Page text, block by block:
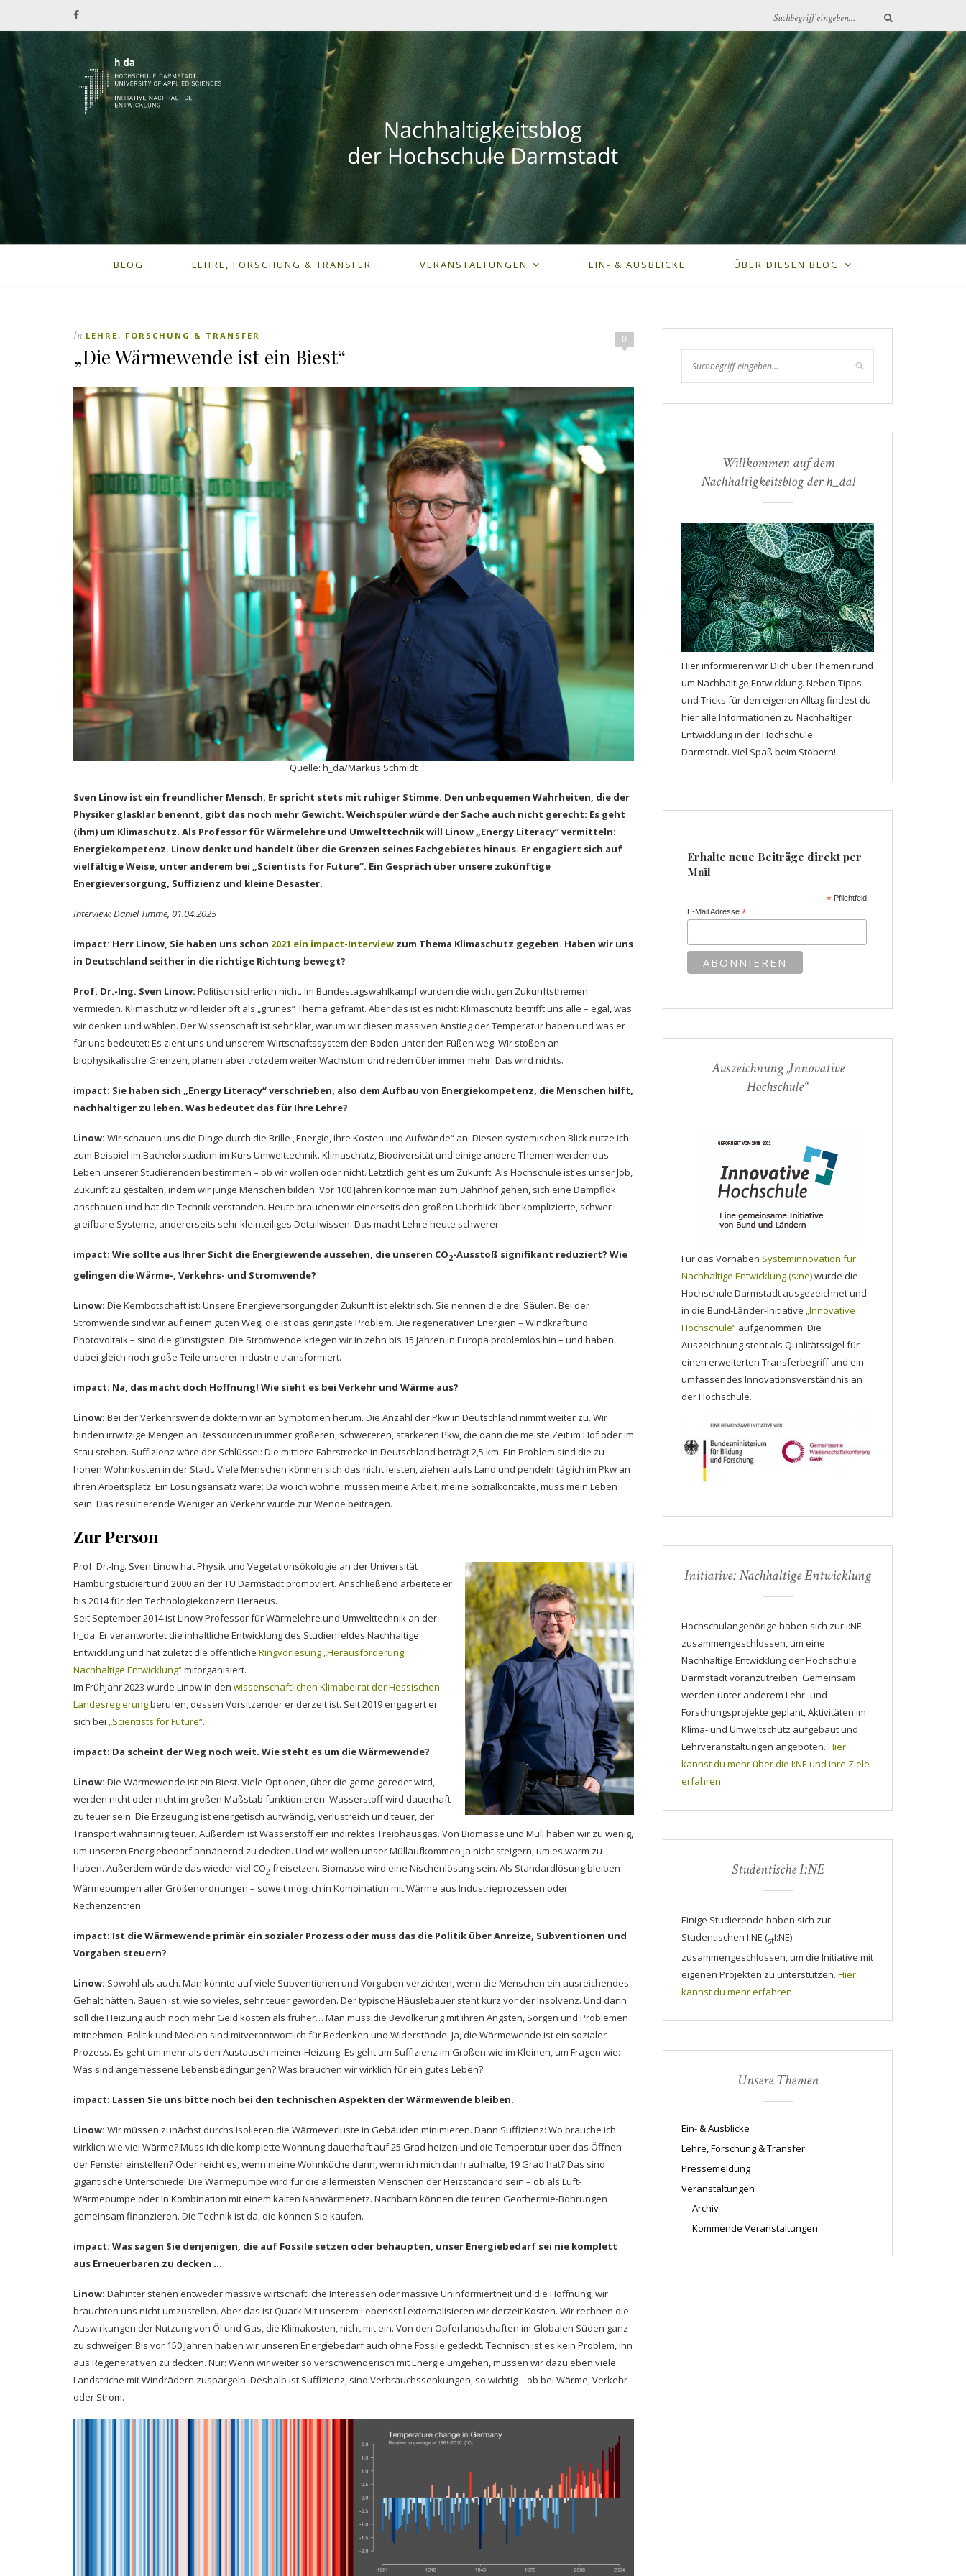
BLOG LEHRE, FORSCHUNG & TRANSFER VERANSTALTUNGEN EIN- & AUSBLICKE ÜBER DIESEN BLOG
0
In LEHRE, FORSCHUNG & TRANSFER
„Die Wärmewende ist ein Biest“
Quelle: h_da/Markus Schmidt
Sven Linow ist ein freundlicher Mensch. Er spricht stets mit ruhiger Stimme. Den unbequemen Wahrheiten, die der
Physiker glasklar benennt, gibt das noch mehr Gewicht. Weichspüler würde der Sache auch nicht gerecht: Es geht
(ihm) um Klimaschutz. Als Professor für Wärmelehre und Umwelttechnik will Linow „Energy Literacy“ vermitteln:
Energiekompetenz. Linow denkt und handelt über die Grenzen seines Fachgebietes hinaus. Er engagiert sich auf
vielfältige Weise, unter anderem bei „Scientists for Future“. Ein Gespräch über unsere zukünftige
Energieversorgung, Suffizienz und kleine Desaster.
Interview: Daniel Timme, 01.04.2025
impact: Herr Linow, Sie haben uns schon 2021 ein impact-Interview zum Thema Klimaschutz gegeben. Haben wir uns
in Deutschland seither in die richtige Richtung bewegt?
Prof. Dr.-Ing. Sven Linow: Politisch sicherlich nicht. Im Bundestagswahlkampf wurden die wichtigen Zukunftsthemen
vermieden. Klimaschutz wird leider oft als „grünes“ Thema geframt. Aber das ist es nicht: Klimaschutz betrifft uns alle – egal, was
wir denken und wählen. Der Wissenschaft ist sehr klar, warum wir diesen massiven Anstieg der Temperatur haben und was er
für uns bedeutet: Es zieht uns und unserem Wirtschaftssystem den Boden unter den Füßen weg. Wir stoßen an
biophysikalische Grenzen, planen aber trotzdem weiter Wachstum und reden über immer mehr. Das wird nichts.
impact: Sie haben sich „Energy Literacy“ verschrieben, also dem Aufbau von Energiekompetenz, die Menschen hilft,
nachhaltiger zu leben. Was bedeutet das für Ihre Lehre?
Linow: Wir schauen uns die Dinge durch die Brille „Energie, ihre Kosten und Aufwände“ an. Diesen systemischen Blick nutze ich
zum Beispiel im Bachelorstudium im Kurs Umwelttechnik. Klimaschutz, Biodiversität und einige andere Themen werden das
Leben unserer Studierenden bestimmen – ob wir wollen oder nicht. Letztlich geht es um Zukunft. Als Hochschule ist es unser Job,
Zukunft zu gestalten, indem wir junge Menschen bilden. Vor 100 Jahren konnte man zum Bahnhof gehen, sich eine Dampflok
anschauen und hat die Technik verstanden. Heute brauchen wir einerseits den großen Überblick über komplizierte, schwer
greifbare Systeme, andererseits sehr kleinteiliges Detailwissen. Das macht Lehre heute schwerer.
impact: Wie sollte aus Ihrer Sicht die Energiewende aussehen, die unseren CO2-Ausstoß signifikant reduziert? Wie
gelingen die Wärme-, Verkehrs- und Stromwende?
Linow: Die Kernbotschaft ist: Unsere Energieversorgung der Zukunft ist elektrisch. Sie nennen die drei Säulen. Bei der
Stromwende sind wir auf einem guten Weg, die ist das geringste Problem. Die regenerativen Energien – Windkraft und
Photovoltaik – sind die günstigsten. Die Stromwende kriegen wir in zehn bis 15 Jahren in Europa problemlos hin – und haben
dabei gleich noch große Teile unserer Industrie transformiert.
impact: Na, das macht doch Hoffnung! Wie sieht es bei Verkehr und Wärme aus?
Linow: Bei der Verkehrswende doktern wir an Symptomen herum. Die Anzahl der Pkw in Deutschland nimmt weiter zu. Wir
binden irrwitzige Mengen an Ressourcen in immer größeren, schwereren, stärkeren Pkw, die dann die meiste Zeit im Hof oder im
Stau stehen. Suffizienz wäre der Schlüssel: Die mittlere Fahrstrecke in Deutschland beträgt 2,5 km. Ein Problem sind die zu
hohen Wohnkosten in der Stadt. Viele Menschen können sich das nicht leisten, ziehen aufs Land und pendeln täglich im Pkw an
ihren Arbeitsplatz. Ein Lösungsansatz wäre: Da wo ich wohne, müssen meine Arbeit, meine Sozialkontakte, muss mein Leben
sein. Das resultierende Weniger an Verkehr würde zur Wende beitragen.
Zur Person
Prof. Dr.-Ing. Sven Linow hat Physik und Vegetationsökologie an der Universität
Hamburg studiert und 2000 an der TU Darmstadt promoviert. Anschließend arbeitete er
bis 2014 für den Technologiekonzern Heraeus.
Seit September 2014 ist Linow Professor für Wärmelehre und Umwelttechnik an der
h_da. Er verantwortet die inhaltliche Entwicklung des Studienfeldes Nachhaltige
Entwicklung und hat zuletzt die öffentliche Ringvorlesung „Herausforderung:
Nachhaltige Entwicklung“mitorganisiert.
Im Frühjahr 2023 wurde Linow in den wissenschaftlichen Klimabeirat der Hessischen
Landesregierungberufen, dessen Vorsitzender er derzeit ist. Seit 2019 engagiert er
sich bei „Scientists for Future“.
impact: Da scheint der Weg noch weit. Wie steht es um die Wärmewende?
Linow: Die Wärmewende ist ein Biest. Viele Optionen, über die gerne geredet wird,
werden nicht oder nicht im großen Maßstab funktionieren. Wasserstoff wird dauerhaft
zu teuer sein. Die Erzeugung ist energetisch aufwändig, verlustreich und teuer, der
Transport wahnsinnig teuer. Außerdem ist Wasserstoff ein indirektes Treibhausgas. Von Biomasse und Müll haben wir zu wenig,
um unseren Energiebedarf annähernd zu decken. Und wir wollen unser Müllaufkommen ja nicht steigern, um es warm zu
haben. Außerdem würde das wieder viel CO2 freisetzen. Biomasse wird eine Nischenlösung sein. Als Standardlösung bleiben
Wärmepumpen aller Größenordnungen – soweit möglich in Kombination mit Wärme aus Industrieprozessen oder
Rechenzentren.
impact: Ist die Wärmewende primär ein sozialer Prozess oder muss das die Politik über Anreize, Subventionen und
Vorgaben steuern?
Linow: Sowohl als auch. Man könnte auf viele Subventionen und Vorgaben verzichten, wenn die Menschen ein ausreichendes
Gehalt hätten. Bauen ist, wie so vieles, sehr teuer geworden. Der typische Häuslebauer steht kurz vor der Insolvenz. Und dann
soll die Heizung auch noch mehr Geld kosten als früher… Man muss die Bevölkerung mit ihren Ängsten, Sorgen und Problemen
mitnehmen. Politik und Medien sind mitverantwortlich für Bedenken und Widerstände. Ja, die Wärmewende ist ein sozialer
Prozess. Es geht um mehr als den Austausch meiner Heizung. Es geht um Suffizienz im Großen wie im Kleinen, um Fragen wie:
Was sind angemessene Lebensbedingungen? Was brauchen wir wirklich für ein gutes Leben?
impact: Lassen Sie uns bitte noch bei den technischen Aspekten der Wärmewende bleiben.
Linow: Wir müssen zunächst durchs Isolieren die Wärmeverluste in Gebäuden minimieren. Dann Suffizienz: Wo brauche ich
wirklich wie viel Wärme? Muss ich die komplette Wohnung dauerhaft auf 25 Grad heizen und die Temperatur über das Öffnen
der Fenster einstellen? Oder reicht es, wenn meine Wohnküche dann, wenn ich mich darin aufhalte, 19 Grad hat? Das sind
gigantische Unterschiede! Die Wärmepumpe wird für die allermeisten Menschen der Heizstandard sein – ob als Luft-
Wärmepumpe oder in Kombination mit einem kalten Nahwärmenetz. Nachbarn können die teuren Geothermie-Bohrungen
gemeinsam finanzieren. Die Technik ist da, die können Sie kaufen.
impact: Was sagen Sie denjenigen, die auf Fossile setzen oder behaupten, unser Energiebedarf sei nie komplett
aus Erneuerbaren zu decken …
Linow: Dahinter stehen entweder massive wirtschaftliche Interessen oder massive Uninformiertheit und die Hoffnung, wir
brauchten uns nicht umzustellen. Aber das ist Quark.Mit unserem Lebensstil externalisieren wir derzeit Kosten. Wir rechnen die
Auswirkungen der Nutzung von Öl und Gas, die Klimakosten, nicht mit ein. Von den Opferlandschaften im Globalen Süden ganz
zu schweigen.Bis vor 150 Jahren haben wir unseren Energiebedarf auch ohne Fossile gedeckt. Technisch ist es kein Problem, ihn
aus Regenerativen zu decken. Nur: Wenn wir weiter so verschwenderisch mit Energie umgehen, müssen wir dazu eben viele
Landstriche mit Windrädern zuspargeln. Deshalb ist Suffizienz, sind Verbrauchssenkungen, so wichtig – ob bei Wärme, Verkehr
oder Strom.
Willkommen auf dem
Nachhaltigkeitsblog der h_da!
Hier informieren wir Dich über Themen rund
um Nachhaltige Entwicklung. Neben Tipps
und Tricks für den eigenen Alltag findest du
hier alle Informationen zu Nachhaltiger
Entwicklung in der Hochschule
Darmstadt. Viel Spaß beim Stöbern!
Erhalte neue Beiträge direkt per
Mail
*Pflichtfeld
E-Mail Adresse*
Auszeichnung „Innovative
Hochschule“
Für das Vorhaben Systeminnovation für
Nachhaltige Entwicklung (s:ne)wurde die
Hochschule Darmstadt ausgezeichnet und
in die Bund-Länder-Initiative „Innovative
Hochschule“ aufgenommen. Die
Auszeichnung steht als Qualitätssigel für
einen erweiterten Transferbegriff und ein
umfassendes Innovationsverständnis an
der Hochschule.
Initiative: Nachhaltige Entwicklung
Hochschulangehörige haben sich zur I:NE
zusammengeschlossen, um eine
Nachhaltige Entwicklung der Hochschule
Darmstadt voranzutreiben. Gemeinsam
werden unter anderem Lehr- und
Forschungsprojekte geplant, Aktivitäten im
Klima- und Umweltschutz aufgebaut und
Lehrveranstaltungen angeboten. Hier
kannst du mehr über die I:NE und ihre Ziele
erfahren.
Studentische I:NE
Einige Studierende haben sich zur
Studentischen I:NE (stI:NE)
zusammengeschlossen, um die Initiative mit
eigenen Projekten zu unterstützen. Hier
kannst du mehr erfahren.
Unsere Themen
Ein- & Ausblicke
Lehre, Forschung & Transfer
Pressemeldung
Veranstaltungen
Archiv
Kommende Veranstaltungen